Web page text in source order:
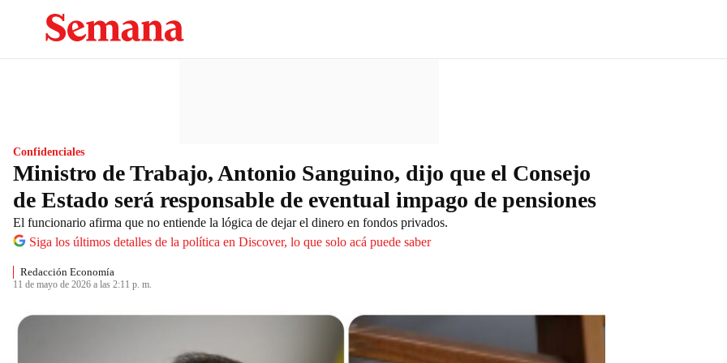
Confidenciales
Ministro de Trabajo, Antonio Sanguino, dijo que el Consejo
de Estado será responsable de eventual impago de pensiones
El funcionario afirma que no entiende la lógica de dejar el dinero en fondos privados.
Siga los últimos detalles de la política en Discover, lo que solo acá puede saber
Redacción Economía
11 de mayo de 2026 a las 2:11 p. m.